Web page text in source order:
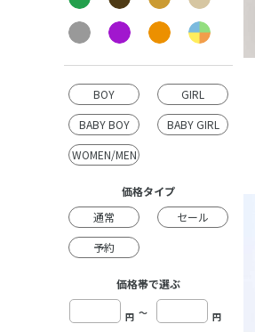
BOY
GIRL
BABY BOY
BABY GIRL
WOMEN/MEN
価格タイプ
通常
セール
予約
価格帯で選ぶ
円 ～ 円